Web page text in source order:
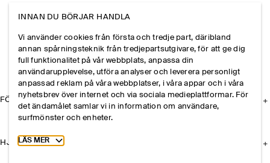
FÖRETAGET
HJÄLP
INNAN DU BÖRJAR HANDLA
Vi använder cookies från första och tredje part, däribland
annan spårningsteknik från tredjepartsutgivare, för att ge dig
full funktionalitet på vår webbplats, anpassa din
användarupplevelse, utföra analyser och leverera personligt
anpassad reklam på våra webbplatser, i våra appar och i våra
nyhetsbrev över internet och via sociala medieplattformar. För
det ändamålet samlar vi in information om användare,
surfmönster och enheter.
Toggle more cookie information
LÄS MER